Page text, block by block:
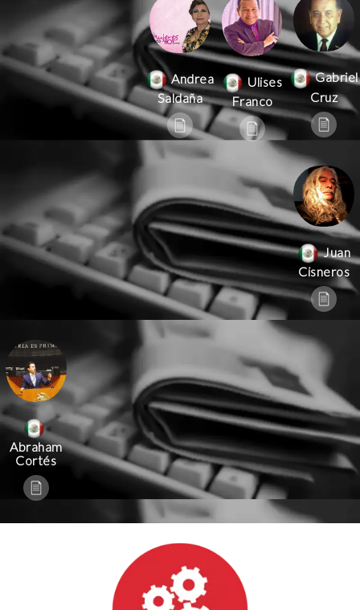
Andrea
Saldaña
Ulises
Franco
Gabriel
Cruz
Juan
Cisneros
Abraham
Cortés